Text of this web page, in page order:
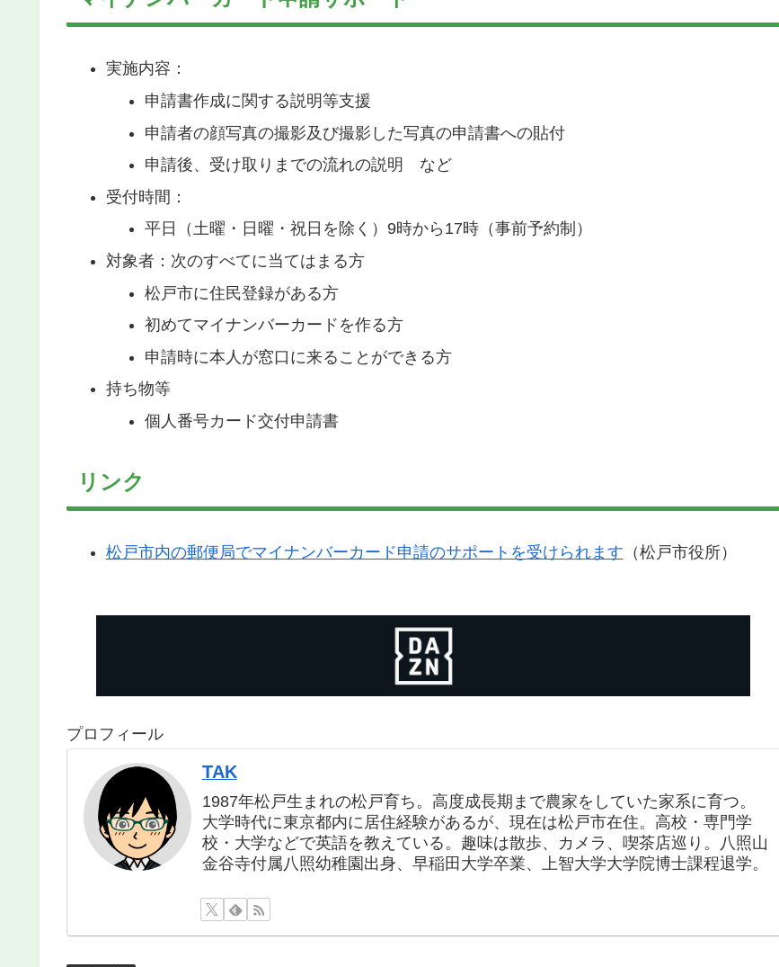
実施内容：
申請書作成に関する説明等支援
申請者の顔写真の撮影及び撮影した写真の申請書への貼付
申請後、受け取りまでの流れの説明 など
受付時間：
平日（土曜・日曜・祝日を除く）9時から17時（事前予約制）
対象者：次のすべてに当てはまる方
松戸市に住民登録がある方
初めてマイナンバーカードを作る方
申請時に本人が窓口に来ることができる方
持ち物等
個人番号カード交付申請書
リンク
松戸市内の郵便局でマイナンバーカード申請のサポートを受けられます （松戸市役所）
プロフィール
TAK
1987年松戸生まれの松戸育ち。高度成長期まで農家をしていた家系に育つ。
大学時代に東京都内に居住経験があるが、現在は松戸市在住。高校・専門学
校・大学などで英語を教えている。趣味は散歩、カメラ、喫茶店巡り。八照山
金谷寺付属八照幼稚園出身、早稲田大学卒業、上智大学大学院博士課程退学。